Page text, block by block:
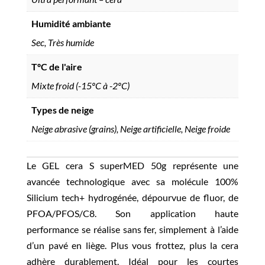
Humidité ambiante
Sec, Très humide
TºC de l'aire
Mixte froid (-15ºC à -2ºC)
Types de neige
Neige abrasive (grains), Neige artificielle, Neige froide
Le GEL cera S superMED 50g représente une
avancée technologique avec sa molécule 100%
Silicium tech+ hydrogénée, dépourvue de fluor, de
PFOA/PFOS/C8. Son application haute
performance se réalise sans fer, simplement à l’aide
d’un pavé en liège. Plus vous frottez, plus la cera
adhère durablement. Idéal pour les courtes